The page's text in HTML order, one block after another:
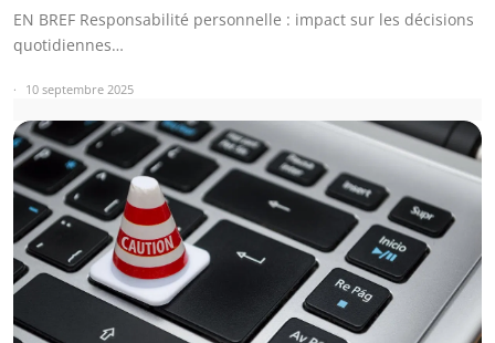
EN BREF Responsabilité personnelle : impact sur les décisions
quotidiennes…
10 septembre 2025